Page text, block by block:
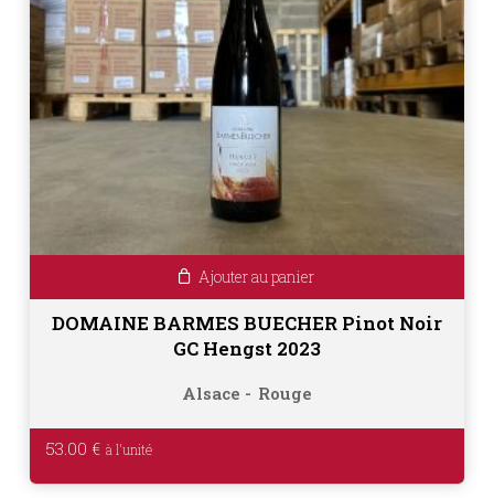
Ajouter au panier
DOMAINE BARMES BUECHER Pinot Noir
GC Hengst 2023
Alsace Rouge
53.00 €